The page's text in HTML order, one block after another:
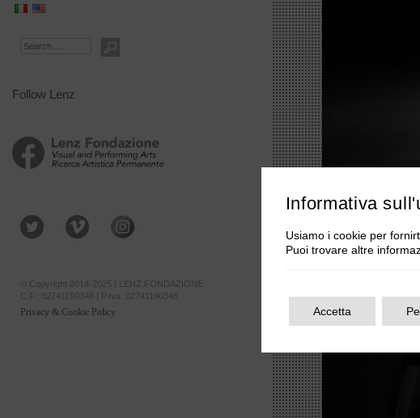
Follow Lenz
© Copyright 2014-2025 | LENZ FONDAZIONE
C.F.: 02741190348 | P.Iva: 02741190348
Privacy & Cookie Policy
Informativa
Usiamo i cookie per
Puoi trovare altre
Accetta